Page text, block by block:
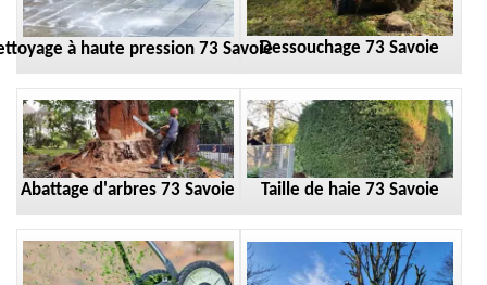
à haute pression 73 SavoieDessouchage 73 Savoie
Abattage d'arbres 73 Savoie Taille de haie 73 Savoie